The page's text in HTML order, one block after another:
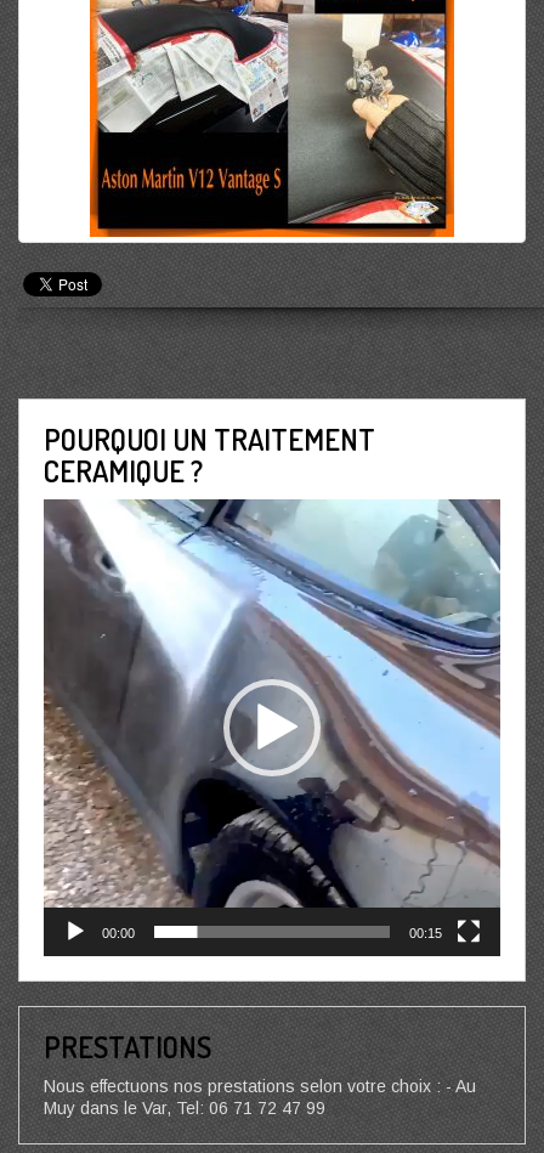
POURQUOI UN TRAITEMENT
CERAMIQUE ?
Lecteur
vidéo
00:00 00:15
PRESTATIONS
Nous effectuons nos prestations selon votre choix : - Au
Muy dans le Var, Tel: 06 71 72 47 99